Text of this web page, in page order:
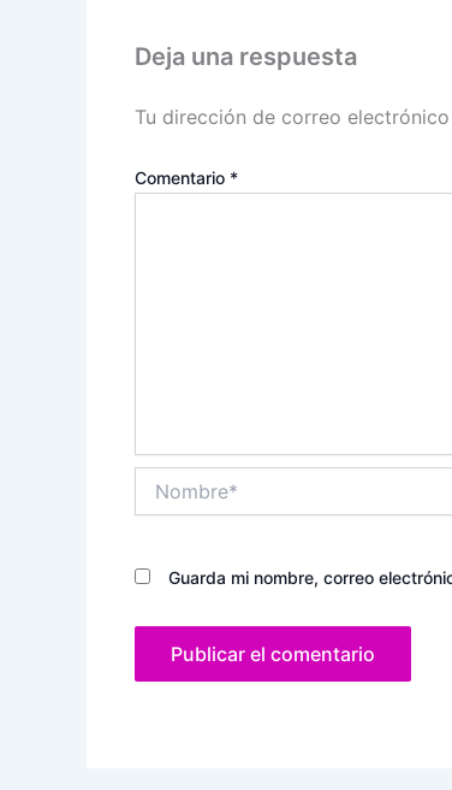
Deja una respuesta
Tu dirección de correo
Comentario *
Guarda mi nombre, correo